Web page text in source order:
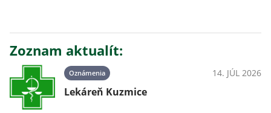
Zoznam aktualít:
Oznámenia 14. JÚL 2026
Lekáreň Kuzmice